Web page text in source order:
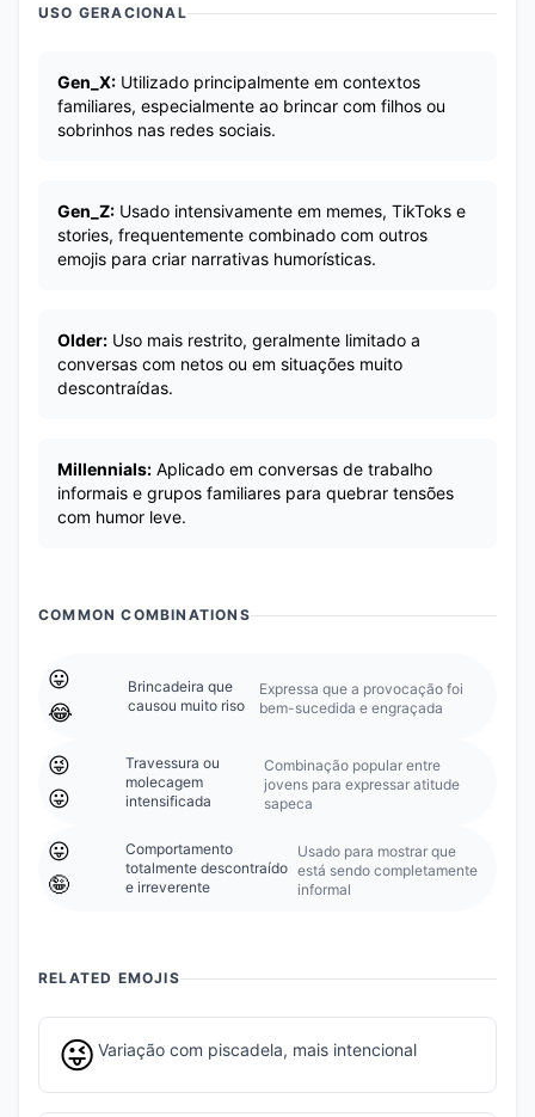
USO GERACIONAL
Gen_X: Utilizado principalmente em contextos
familiares, especialmente ao brincar com filhos ou
sobrinhos nas redes sociais.
Gen_Z: Usado intensivamente em memes, TikToks e
stories, frequentemente combinado com outros
emojis para criar narrativas humorísticas.
Older: Uso mais restrito, geralmente limitado a
conversas com netos ou em situações muito
descontraídas.
Millennials: Aplicado em conversas de trabalho
informais e grupos familiares para quebrar tensões
com humor leve.
COMMON COMBINATIONS
😛
😂
Brincadeira que
causou muito riso
Expressa que a provocação foi
bem-sucedida e engraçada
😜
😛
Travessura ou
molecagem
intensificada
Combinação popular entre
jovens para expressar atitude
sapeca
😛
🤪
Comportamento
totalmente descontraído
e irreverente
Usado para mostrar que
está sendo completamente
informal
RELATED EMOJIS
😜 Variação com piscadela, mais intencional